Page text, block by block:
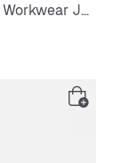
OG Rinsed Relaxed Baggy Workwear Jorts